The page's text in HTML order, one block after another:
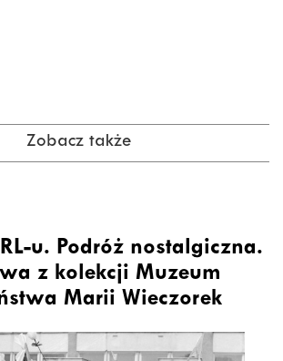
Zobacz także
u. Podróż nostalgiczna.
z kolekcji Muzeum
Marii Wieczorek